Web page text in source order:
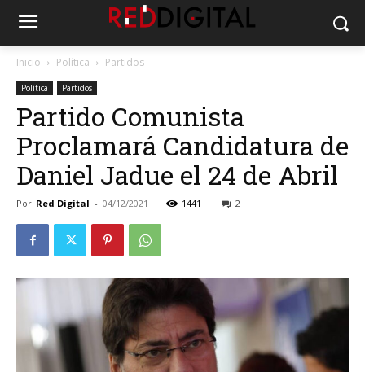
Inicio Política Partidos
Política Partidos
Partido Comunista
Proclamará Candidatura de
Daniel Jadue el 24 de Abril
Por Red Digital - 04/12/2021 1441 2